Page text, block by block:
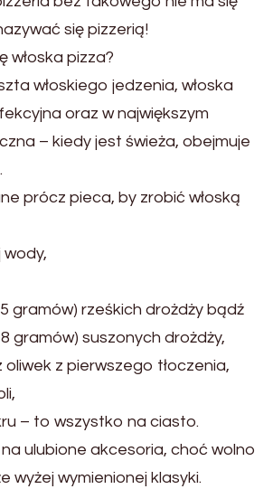
się pizzerią!
włoska pizza?
włoskiego jedzenia, włoska
oraz w największym
– kiedy jest świeża, obejmuje
prócz pieca, by zrobić włoską
wody,
gramów) rześkich drożdży bądź
8 gramów) suszonych drożdży,
oliwek z pierwszego tłoczenia,
– to wszystko na ciasto.
ulubione akcesoria, choć wolno
wyżej wymienionej klasyki.